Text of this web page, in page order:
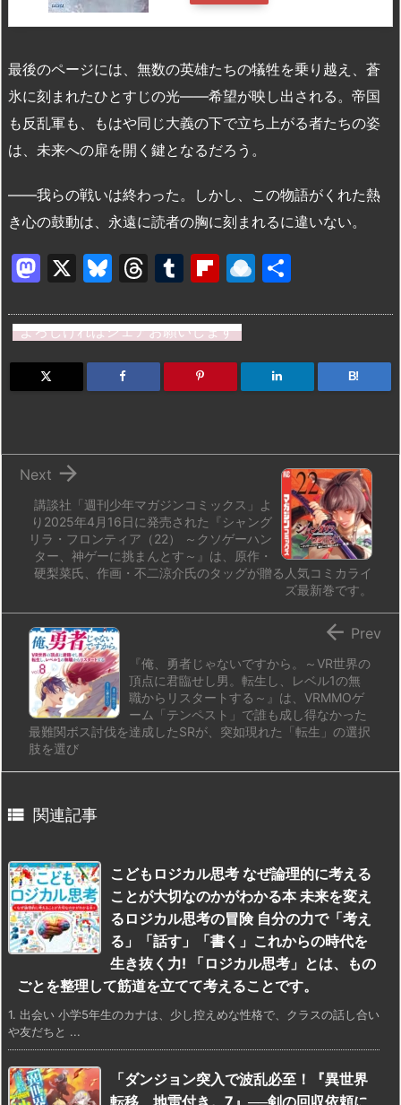
最後のページには、無数の英雄たちの犠牲を乗り越え、蒼
氷に刻まれたひとすじの光――希望が映し出される。帝国
も反乱軍も、もはや同じ大義の下で立ち上がる者たちの姿
は、未来への扉を開く鍵となるだろう。
――我らの戦いは終わった。しかし、この物語がくれた熱
き心の鼓動は、永遠に読者の胸に刻まれるに違いない。
M
st
o
d
X
Bl
e
s
k
T
e
a
d
T
m
bl
r
Fl
b
o
ar
R
n
dr
o
よろしければシェアお願いします
B!
講談社「週刊少年マガジンコミックス」よ
り2025年4月16日に発売された『シャング
リラ・フロンティア（22） ～クソゲーハン
ター、神ゲーに挑まんとす～』は、原作・
硬梨菜氏、作画・不二涼介氏のタッグが贈る人気コミカライ
ズ最新巻です。

Next
『俺、勇者じゃないですから。～VR世界の
頂点に君臨せし男。転生し、レベル1の無
職からリスタートする～』は、VRMMOゲ
ーム「テンペスト」で誰も成し得なかった
最難関ボス討伐を達成したSRが、突如現れた「転生」の選択
肢を選び
 Prev
 関連記事
こどもロジカル思考 なぜ論理的に考える
ことが大切なのかがわかる本 未来を変え
るロジカル思考の冒険 自分の力で「考え
る」「話す」「書く」これからの時代を
生き抜く力! 「ロジカル思考」とは、もの
ごとを整理して筋道を立てて考えることです。
1. 出会い 小学5年生のカナは、少し控えめな性格で、クラスの話し合い
や友だちと ...
「ダンジョン突入で波乱必至！『異世界
転移、地雷付き。7』──剣の回収依頼に